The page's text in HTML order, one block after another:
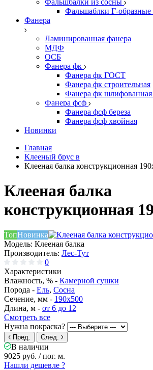
Фальшбалки из сосны
Фальшаблки Г-образные
Фанера
Ламинированная фанера
МДФ
ОСБ
Фанера фк
Фанера фк ГОСТ
Фанера фк строительная
Фанера фк
Фанера фсф
Фанера фсф береза
Фанера фсф хвойная
Новинки
Главная
Клееный брус в
Клееная балка конструкционная
Клееная балка
конструкционная
ТопНовинка
Модель: Клееная балка
Производитель: Лес-Тут
0
Характеристики
Влажность, % - Камерной сушки
Порода - Ель, Сосна
Сечение, мм - 190x500
Длина, м - от 6 до 12
Смотреть все
Нужна покраска?
Пред. След.
В наличии
9025 руб. / пог. м.
Нашли дешевле ?